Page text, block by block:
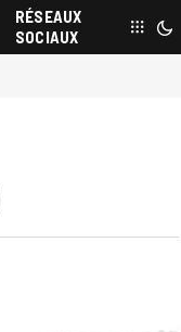
RÉSEAUX
SOCIAUX